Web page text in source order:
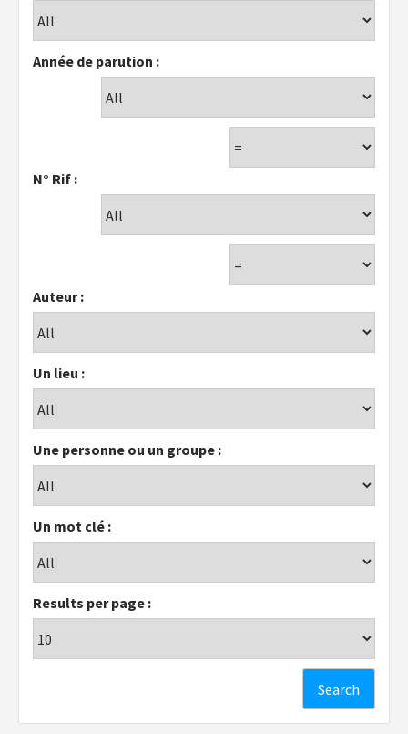
Année de parution :
N° Rif :
Auteur :
Un lieu :
Une personne ou un groupe :
Un mot clé :
Results per page :